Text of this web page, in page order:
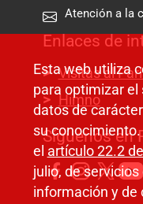
Atención a la
Enlaces de
Visitas al
Himno
Síguenos en
Esta web utiliza
para optimizar el
datos de
su
el artículo 22.2
julio, de
información y de